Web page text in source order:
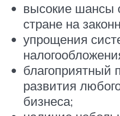
высокие шансы
стране на
упрощения
благоприятный
развития
бизнеса;